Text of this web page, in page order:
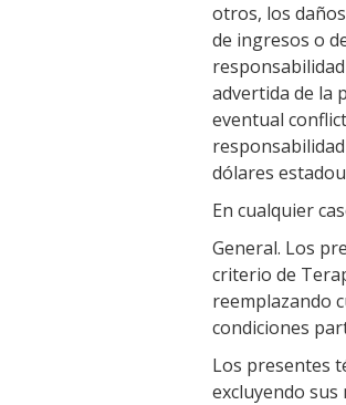
otros, los
de ingresos o
advertida de la
eventual
dólares
En cualquier
General. Los
criterio de
reemplazando
condiciones
Los presentes
excluyendo